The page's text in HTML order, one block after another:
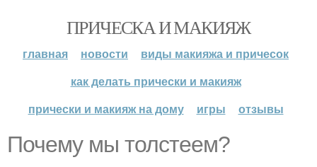
ПРИЧЕСКА И МАКИЯЖ
главная новости
виды макияжа и причесок
как делать прически и макияж
прически и макияж на дому
игры отзывы
Почему мы толстеем?